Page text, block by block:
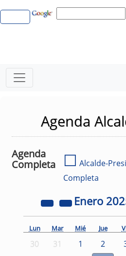
Agenda
Agenda
Completa
☐ Alcalde-
Completa
Enero
Lun Mar Mié Jue
30 31 1 2